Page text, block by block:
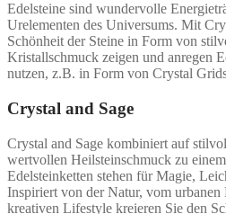
Edelsteine sind wundervolle
Urelementen des Universums. Mit
Schönheit der Steine in Form von
Kristallschmuck zeigen und anregen
nutzen, z.B. in Form von Crystal
Crystal and Sage
Crystal and Sage kombiniert auf
wertvollen Heilsteinschmuck zu
Edelsteinketten stehen für Magie,
Inspiriert von der Natur, vom urbanen
kreativen Lifestyle kreieren Sie den